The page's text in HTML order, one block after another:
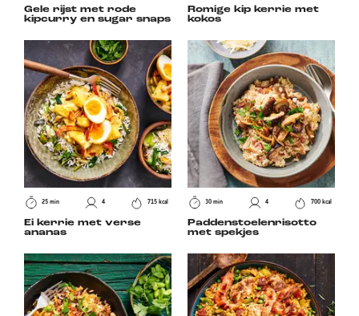
Gele rijst met rode
kipcurry en sugar snaps
Romige kip kerrie met
kokos
25 min 4 715 kcal
Ei kerrie met verse
ananas
30 min 4 700 kcal
Paddenstoelenrisotto
met spekjes